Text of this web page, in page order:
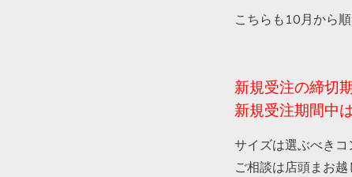
こちらも10月から順
新規受注の締切
新規受注期間中
サイズは選ぶべきコ
ご相談は店頭まお越